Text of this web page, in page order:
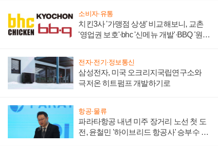
소비자·유통
치킨3사 '가맹점 상생' 비교해보니, 교촌
'영업권 보호'·bhc '신메뉴 개발'·BBQ '원가
전자·전기·정보통신
삼성전자, 미국 오크리지국립연구소와
극저온 히트펌프 개발하기로
항공·물류
파라타항공 내년 미주 장거리 노선 첫 도
전, 윤철민 '하이브리드 항공사' 승부수 통